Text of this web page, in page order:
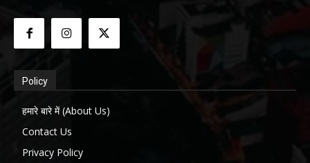
Policy
हमारे बारे में (About Us)
Contact Us
Privacy Policy